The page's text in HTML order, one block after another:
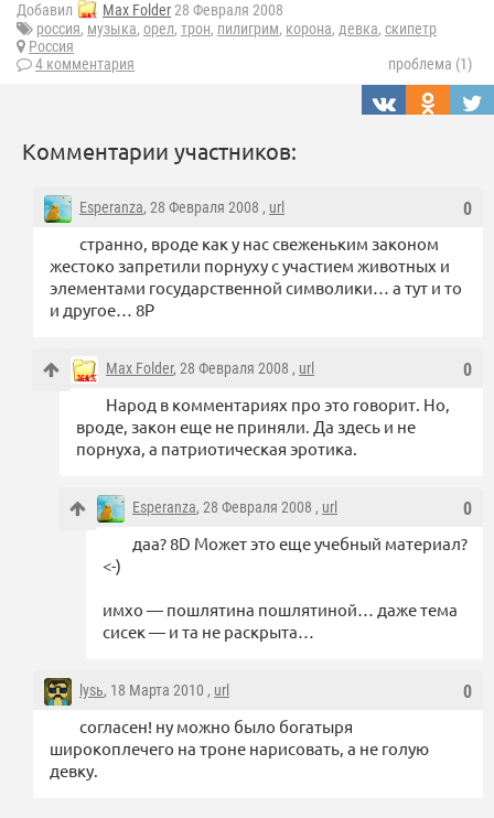
Добавил Max Folder28 Февраля 2008
россия, музыка, орел, трон, пилигрим, корона, девка, скипетр
Россия
4 комментария
проблема (1)
Комментарии участников:
0
Esperanza, 28 Февраля 2008 , url
странно, вроде как у нас свеженьким законом
жестоко запретили порнуху с участием животных и
элементами государственной символики… а тут и то
и другое… 8Р
0
Max Folder, 28 Февраля 2008 , url
Народ в комментариях про это говорит. Но,
вроде, закон еще не приняли. Да здесь и не
порнуха, а патриотическая эротика.
0
Esperanza, 28 Февраля 2008 , url
даа? 8D Может это еще учебный материал?
<-)
имхо — пошлятина пошлятиной… даже тема
сисек — и та не раскрыта…
0
lysь, 18 Марта 2010 , url
согласен! ну можно было богатыря
широкоплечего на троне нарисовать, а не голую
девку.